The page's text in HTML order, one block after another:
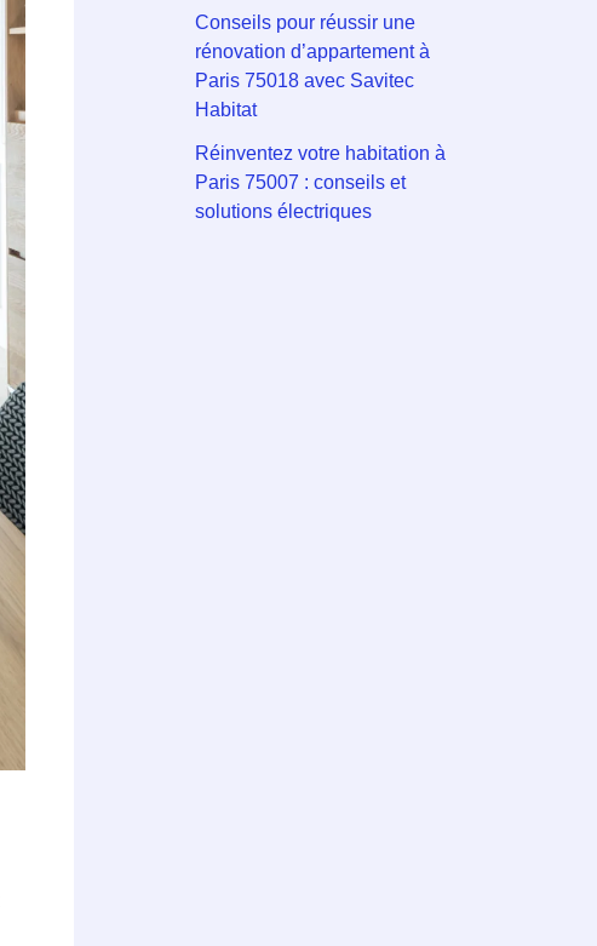
Conseils pour réussir une
rénovation d’appartement à
Paris 75018 avec Savitec
Habitat
Réinventez votre habitation à
Paris 75007 : conseils et
solutions électriques